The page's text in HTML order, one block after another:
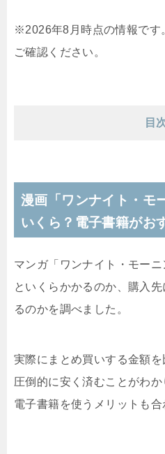
※2026年8月時点の情報です
ご確認ください。
目
漫画「ワンナイト・モ
いくら？電子書籍がお
マンガ「ワンナイト・モー
といくらかかるのか、購入
るのかを調べました。
実際にまとめ買いする金額
圧倒的に安く済むことがわか
電子書籍を使うメリットも合